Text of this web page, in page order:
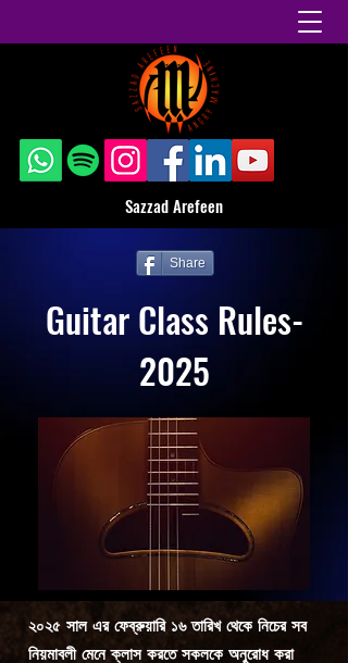
Sazzad Arefeen
Share
Guitar Class Rules-
2025
২০২৫ সাল এর ফেব্রুয়ারি ১৬ তারিখ থেকে নিচের সব
নিয়মাবলী মেনে ক্লাস করতে সকলকে অনুরোধ করা